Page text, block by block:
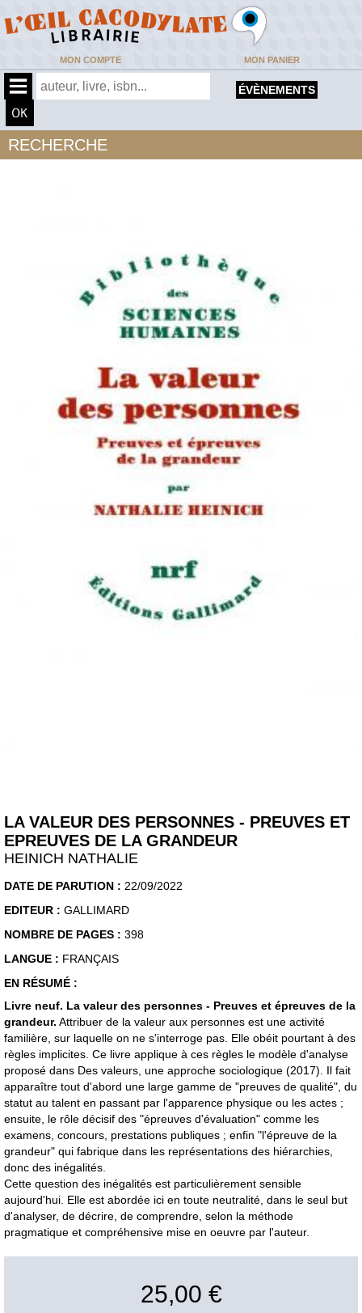
MON COMPTE MON PANIER
ÉVÈNEMENTS
RECHERCHE
LA VALEUR DES PERSONNES - PREUVES ET
EPREUVES DE LA GRANDEUR
HEINICH NATHALIE
DATE DE PARUTION : 22/09/2022
EDITEUR : GALLIMARD
NOMBRE DE PAGES : 398
LANGUE : FRANÇAIS
EN RÉSUMÉ :
Livre neuf. La valeur des personnes - Preuves et épreuves de la
grandeur. Attribuer de la valeur aux personnes est une activité
familière, sur laquelle on ne s'interroge pas. Elle obéit pourtant à des
règles implicites. Ce livre applique à ces règles le modèle d'analyse
proposé dans Des valeurs, une approche sociologique (2017). Il fait
apparaître tout d'abord une large gamme de "preuves de qualité", du
statut au talent en passant par l'apparence physique ou les actes ;
ensuite, le rôle décisif des "épreuves d'évaluation" comme les
examens, concours, prestations publiques ; enfin "l'épreuve de la
grandeur" qui fabrique dans les représentations des hiérarchies,
donc des inégalités.
Cette question des inégalités est particulièrement sensible
aujourd'hui. Elle est abordée ici en toute neutralité, dans le seul but
d'analyser, de décrire, de comprendre, selon la méthode
pragmatique et compréhensive mise en oeuvre par l'auteur.
25,00 €